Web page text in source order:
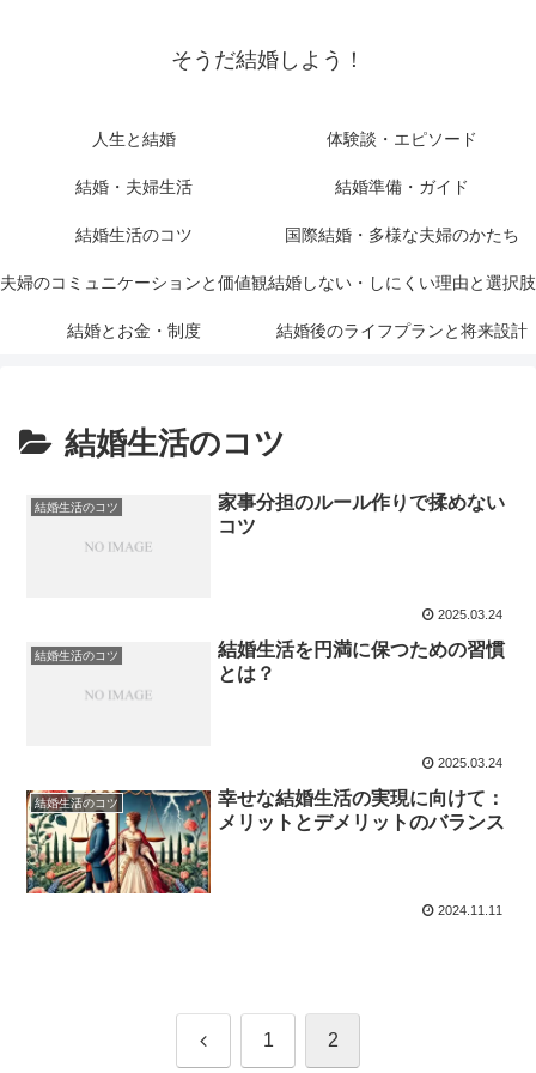
そうだ結婚しよう！
人生と結婚 体験談・エピソード
結婚・夫婦生活 結婚準備・ガイド
結婚生活のコツ 国際結婚・多様な夫婦のかたち
夫婦のコミュニケーションと価値観結婚しない・しにくい理由と選択肢
結婚とお金・制度 結婚後のライフプランと将来設計
結婚生活のコツ
結婚生活のコツ
家事分担のルール作りで揉めない
コツ
2025.03.24
結婚生活のコツ
結婚生活を円満に保つための習慣
とは？
2025.03.24
結婚生活のコツ
幸せな結婚生活の実現に向けて：
メリットとデメリットのバランス
2024.11.11
前 1 2